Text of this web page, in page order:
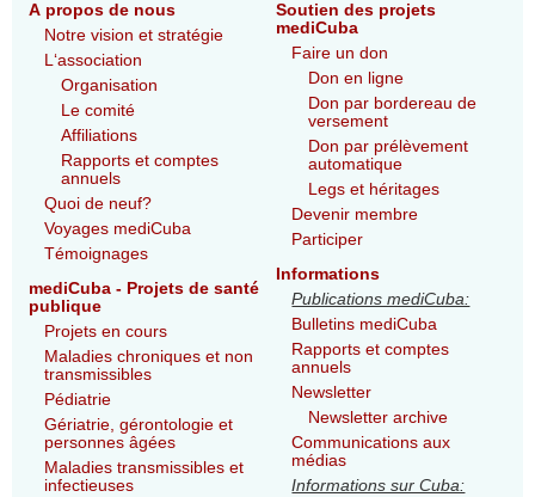
A propos de nous
Notre vision et stratégie
L‘association
Organisation
Le comité
Affiliations
Rapports et comptes
annuels
Quoi de neuf?
Voyages mediCuba
Témoignages
mediCuba - Projets de santé
publique
Projets en cours
Maladies chroniques et non
transmissibles
Pédiatrie
Gériatrie, gérontologie et
personnes âgées
Maladies transmissibles et
infectieuses
Soutien des projets
mediCuba
Faire un don
Don en ligne
Don par bordereau de
versement
Don par prélèvement
automatique
Legs et héritages
Devenir membre
Participer
Informations
Publications mediCuba:
Bulletins mediCuba
Rapports et comptes
annuels
Newsletter
Newsletter archive
Communications aux
médias
Informations sur Cuba: